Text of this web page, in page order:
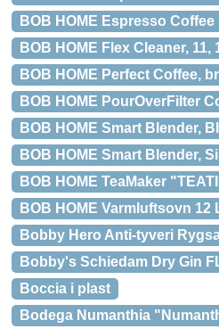
BOB HOME Espresso
BOB HOME Flex Cleaner, 11,
BOB HOME Perfect Coffee,
BOB HOME PourOverFilter
BOB HOME Smart Blender,
BOB HOME Smart Blender,
BOB HOME TeaMaker
BOB HOME Varmluftsovn 12
Bobby Hero Anti-tyveri
Bobby's Schiedam Dry Gin
Boccia i plast
Bodega Numanthia